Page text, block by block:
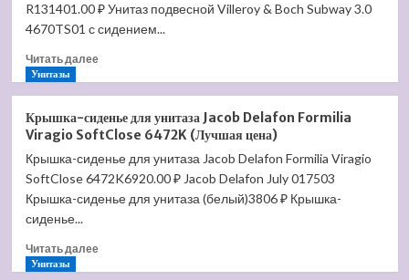
Reve
E4813
цена)
R131401.00 ₽ Унитаз подвесной Villeroy & Boch Subway 3.0
4670TS01 с сидением...
Читать далееПрочитать
подвесной
Villeroy
&
Boch
Subway
R1
Унитазы
Крышка-сиденье для унитаза Jacob Delafon Formilia
Viragio SoftClose 6472K (Лучшая цена)
Крышка-сиденье для унитаза Jacob Delafon Formilia Viragio
SoftClose 6472K6920.00 ₽ Jacob Delafon July 017503
Крышка-сиденье для унитаза (белый)3806 ₽ Крышка-
сиденье...
Читать далееПрочитать
Унитазы